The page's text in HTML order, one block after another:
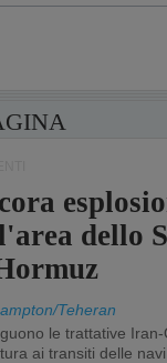
dello
Teheran
le trattative
ai transiti delle